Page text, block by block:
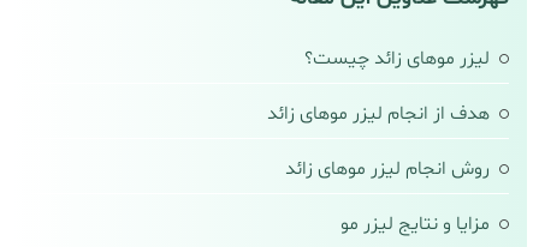
لیزر موهای زائد چیست؟
هدف از انجام لیزر موهای زائد
روش انجام لیزر موهای زائد
مزایا و نتایج لیزر مو